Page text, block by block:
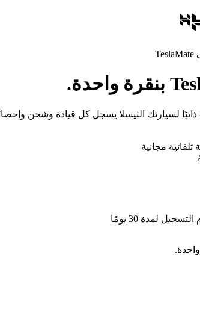
لسيارتك التيسلا يسجل كل قيادة وشحن
مجانية
لمدة 30 يومًا